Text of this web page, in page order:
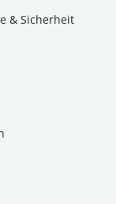
& Sicherheit